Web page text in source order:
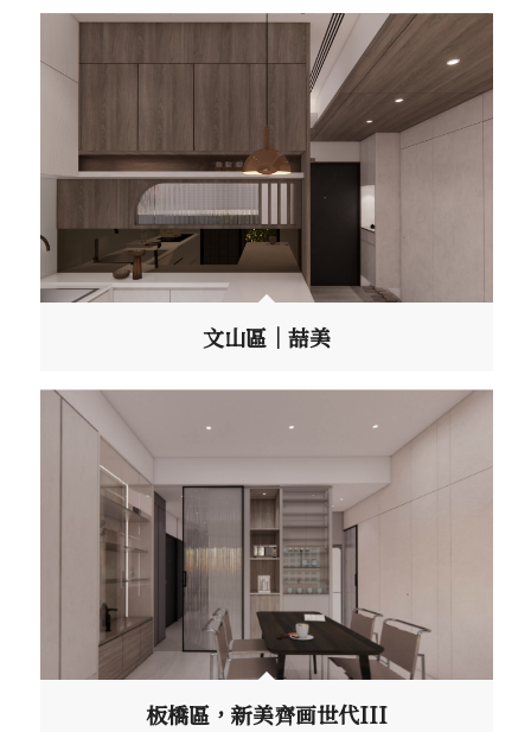
文山區｜喆美
板橋區，新美齊画世代III